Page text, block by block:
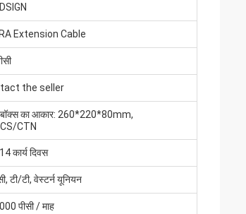
Extension Cable
the seller
का आकार: 260*220*80mm,
CTN
कार्य दिवस
टी/टी, वेस्टर्न यूनियन
पीसी / माह